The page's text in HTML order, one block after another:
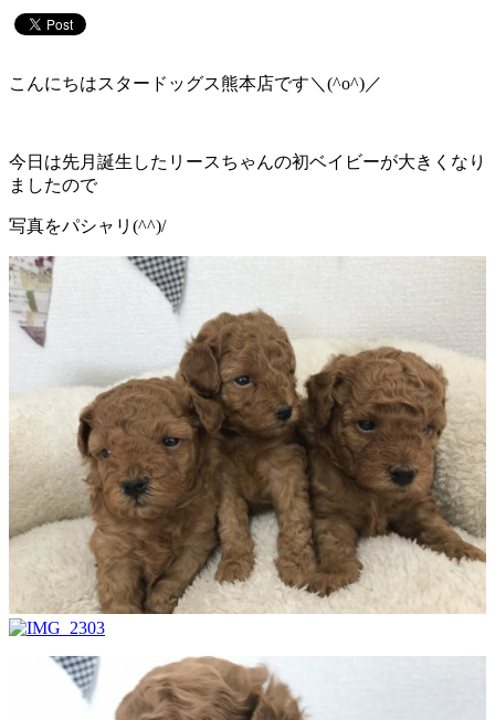
こんにちはスタードッグス熊本店です＼(^o^)／
今日は先月誕生したリースちゃんの初ベイビーが大きくなり
ましたので
写真をパシャリ(^^)/